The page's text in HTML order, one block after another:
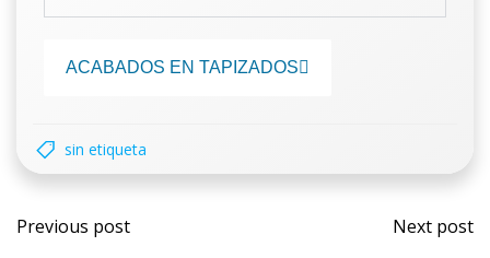
ACABADOS EN TAPIZADOS
sin etiqueta
Previous post Next post